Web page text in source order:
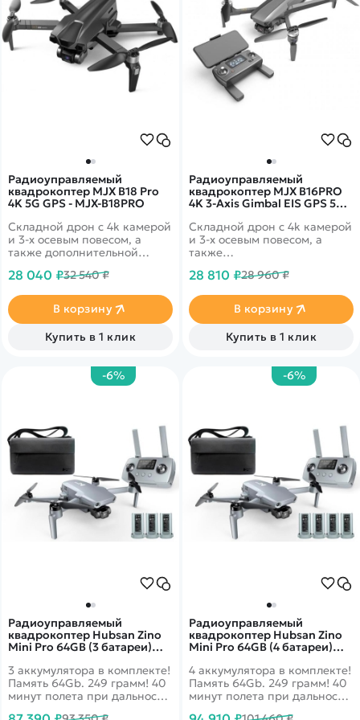
Радиоуправляемый
квадрокоптер MJX B18 Pro
4K 5G GPS - MJX-B18PRO
Складной дрон с 4k камерой
и 3-х осевым повесом, а
также дополнительной
EIS. Время полета до 25
Скорость полета до 40 км/ч!
28 040 ₽32 540 ₽
В корзину
Купить в 1 клик
Радиоуправляемый
квадрокоптер MJX B16PRO
4K 3-Axis Gimbal EIS GPS 5G -
Складной дрон с 4k камерой
и 3-х осевым повесом, а
также
стабилизацией EIS. Время
Дальность более 600
метров. Скорость полета до
40 км/ч!
28 810 ₽28 960 ₽
В корзину
Купить в 1 клик
-6%
Радиоуправляемый
квадрокоптер Hubsan Zino
Mini Pro 64GB (3 батареи)
COMBO-3
3 аккумулятора в комплекте!
Память 64Gb. 249 грамм! 40
минут полета при дальности
-6%
Радиоуправляемый
квадрокоптер Hubsan Zino
Mini Pro 64GB (4 батареи)
COMBO-4
4 аккумулятора в комплекте!
Память 64Gb. 249 грамм! 40
минут полета при дальности